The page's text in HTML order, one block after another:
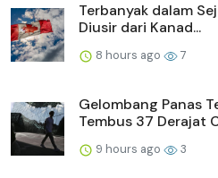
Terbanyak dalam
Diusir dari Kanad...
8 hours ago 7
Gelombang Panas
Tembus 37 Derajat
9 hours ago 3